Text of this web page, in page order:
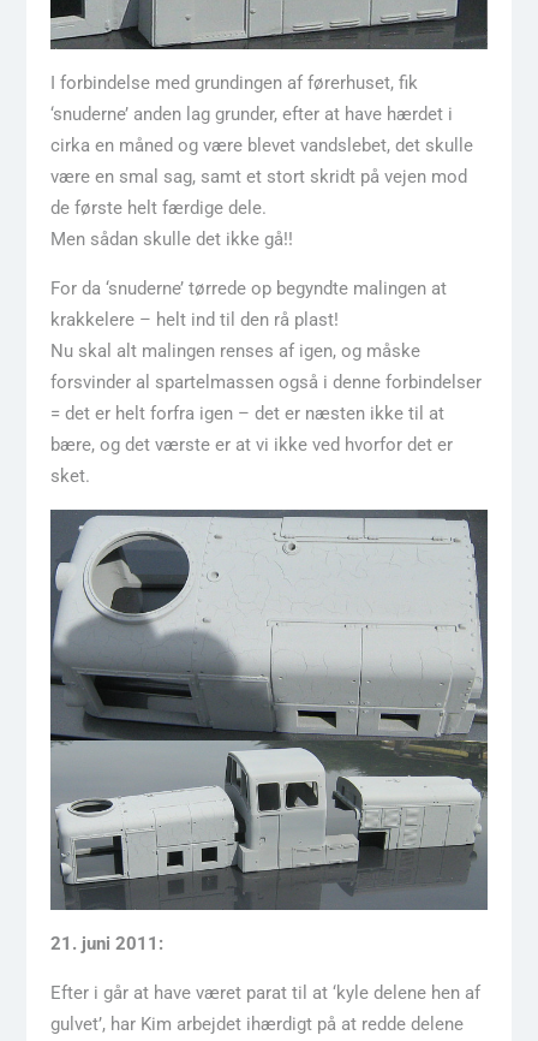
I forbindelse med grundingen af førerhuset, fik
‘snuderne’ anden lag grunder, efter at have hærdet i
cirka en måned og være blevet vandslebet, det skulle
være en smal sag, samt et stort skridt på vejen mod
de første helt færdige dele.
Men sådan skulle det ikke gå!!
For da ‘snuderne’ tørrede op begyndte malingen at
krakkelere – helt ind til den rå plast!
Nu skal alt malingen renses af igen, og måske
forsvinder al spartelmassen også i denne forbindelser
= det er helt forfra igen – det er næsten ikke til at
bære, og det værste er at vi ikke ved hvorfor det er
sket.
21. juni 2011:
Efter i går at have været parat til at ‘kyle delene hen af
gulvet’, har Kim arbejdet ihærdigt på at redde delene